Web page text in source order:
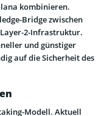
kombinieren.
Bridge zwischen
2-Infrastruktur.
und günstiger
auf die Sicherheit des
Modell. Aktuell